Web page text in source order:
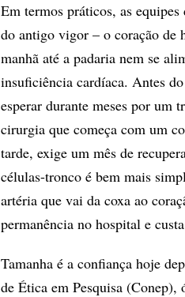
Em termos práticos, as
do antigo vigor – o coração de
manhã até a padaria nem se
insuficiência cardíaca. Antes
esperar durante meses por um
cirurgia que começa com um
tarde, exige um mês de
células-tronco é bem mais
artéria que vai da coxa ao
permanência no hospital e
Tamanha é a confiança hoje
de Ética em Pesquisa (Conep),